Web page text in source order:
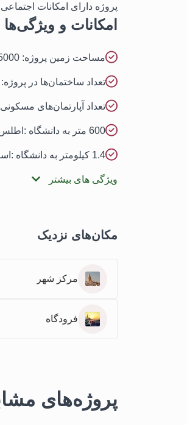
پروژه دارای امکانات
امکانات و ویژگی‌ها
مساحت زمین پروژه: 5000 متر مربع.
تعداد ساختمان‌ها در پروژه: 2.
تعداد آپارتمان‌های مسکونی در
600 متر به دانشگاه :اطلس.
1.4 کیلومتر به دانشگاه :استنیه.
ویژگی های بیشتر
مکان‌های نزدیک
مرکز شهر
فرودگاه
پروژه‌های